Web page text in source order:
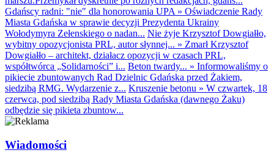
Gdańscy radni: "nie" dla honorowania UPA » Oświadczenie Rady
Miasta Gdańska w sprawie decyzji Prezydenta Ukrainy
Wołodymyra Zełenskiego o nadan... Nie żyje Krzysztof Dowgiałło,
wybitny opozycjonista PRL, autor słynnej... » Zmarł Krzysztof
Dowgiałło – architekt, działacz opozycji w czasach PRL,
współtwórca „Solidarności” i... Beton twardy... » Informowaliśmy o
pikiecie zbuntowanych Rad Dzielnic Gdańska przed Żakiem,
siedzibą RMG. Wydarzenie z... Kruszenie betonu » W czwartek, 18
czerwca, pod siedzibą Rady Miasta Gdańska (dawnego Żaku)
odbędzie się pikieta zbuntow...
Wiadomości